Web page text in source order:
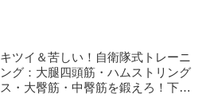
キツイ＆苦しい！自衛隊式トレーニ
ング：大腿四頭筋・ハムストリング
ス・大臀筋・中臀筋を鍛えろ！下半